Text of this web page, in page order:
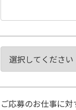
ご応募のお仕事に